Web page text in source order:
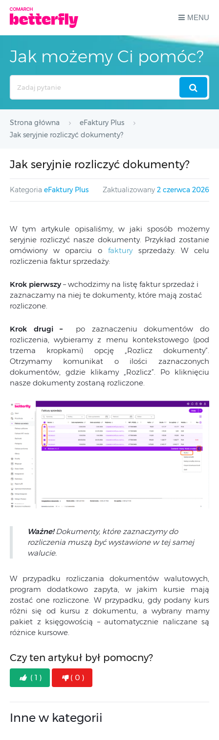
MENU
Jak możemy Ci pomóc?
Strona główna
eFaktury Plus
Jak seryjnie rozliczyć dokumenty?
Jak seryjnie rozliczyć dokumenty?
Kategoria eFaktury Plus Zaktualizowany 2 czerwca 2026
W tym artykule opisaliśmy, w jaki sposób możemy
seryjnie rozliczyć nasze dokumenty. Przykład zostanie
omówiony w oparciu o fakturysprzedaży. W celu
rozliczenia faktur sprzedaży:
Krok pierwszy – wchodzimy na listę faktur sprzedaż i
zaznaczamy na niej te dokumenty, które mają zostać
rozliczone.
Krok drugi –
po zaznaczeniu dokumentów do
rozliczenia, wybieramy z menu kontekstowego (pod
trzema kropkami) opcję „Rozlicz dokumenty”.
Otrzymamy komunikat o ilości zaznaczonych
dokumentów, gdzie klikamy „Rozlicz”. Po kliknięciu
nasze dokumenty zostaną rozliczone.
Ważne!Dokumenty, które zaznaczymy do
rozliczenia muszą być wystawione w tej samej
walucie.
W przypadku rozliczania dokumentów walutowych,
program dodatkowo zapyta, w jakim kursie mają
zostać one rozliczone. W przypadku, gdy podany kurs
różni się od kursu z dokumentu, a wybrany mamy
pakiet z księgowością – automatycznie naliczane są
różnice kursowe.
Czy ten artykuł był pomocny?
( 1 ) ( 0 )
Inne w kategorii